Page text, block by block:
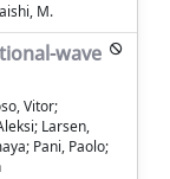
M.
wave
Vitor;
Larsen,
Pani, Paolo;